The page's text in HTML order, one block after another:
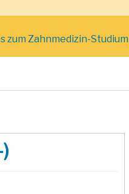
zum Zahnmedizin-Studium